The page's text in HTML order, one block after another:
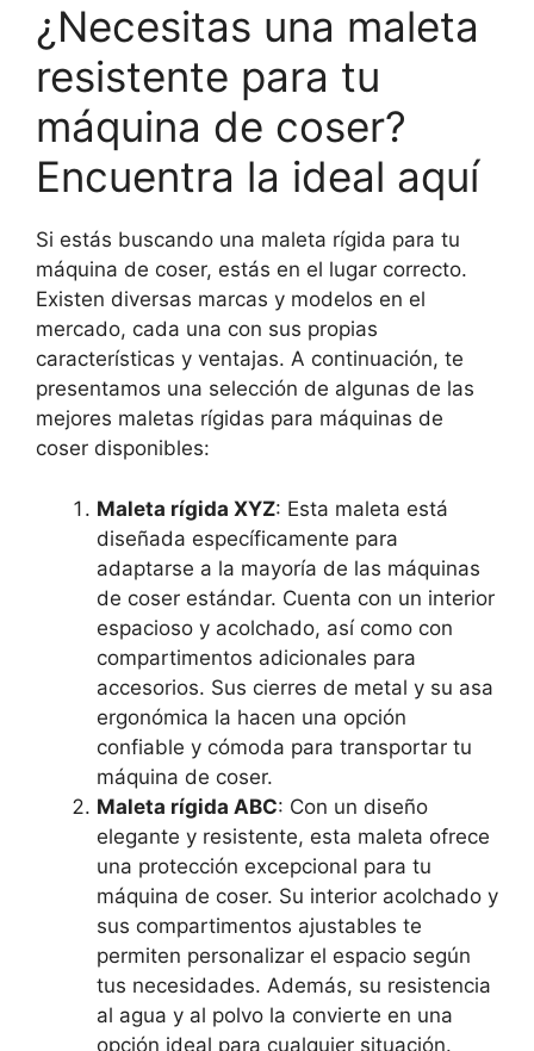
¿Necesitas una maleta
resistente para tu
máquina de coser?
Encuentra la ideal aquí
Si estás buscando una maleta rígida para tu
máquina de coser, estás en el lugar correcto.
Existen diversas marcas y modelos en el
mercado, cada una con sus propias
características y ventajas. A continuación, te
presentamos una selección de algunas de las
mejores maletas rígidas para máquinas de
coser disponibles:
Maleta rígida XYZ: Esta maleta está
diseñada específicamente para
adaptarse a la mayoría de las máquinas
de coser estándar. Cuenta con un interior
espacioso y acolchado, así como con
compartimentos adicionales para
accesorios. Sus cierres de metal y su asa
ergonómica la hacen una opción
confiable y cómoda para transportar tu
máquina de coser.
Maleta rígida ABC: Con un diseño
elegante y resistente, esta maleta ofrece
una protección excepcional para tu
máquina de coser. Su interior acolchado y
sus compartimentos ajustables te
permiten personalizar el espacio según
tus necesidades. Además, su resistencia
al agua y al polvo la convierte en una
opción ideal para cualquier situación.